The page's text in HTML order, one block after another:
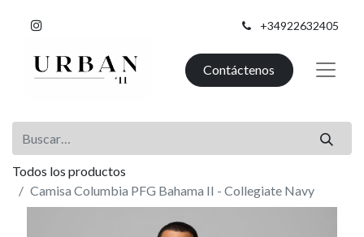
+34922632405
Contáctenos
Todos los productos
Camisa Columbia PFG Bahama II - Collegiate Navy